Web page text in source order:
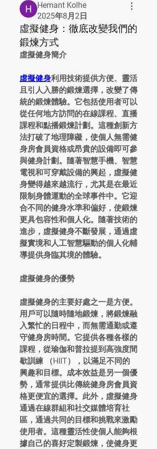
Hemant Kolhe
2025年8月2日
虛擬健身：徹底改變我們的
鍛煉方式
虛擬健身簡介
虛擬健身利用技術提供方便、靈活
且引人入勝的鍛煉選擇，改變了傳
統的鍛煉體驗。它包括使用者可以
從任何地方訪問的在線課程、直播
課程和點播鍛煉計劃。這種創新方
法打破了地理障礙，使個人無需健
身房會員資格或昂貴的設備即可參
與健身計劃。隨著智慧手機、智慧
電視和可穿戴設備的興起，虛擬健
身變得越來越流行，尤其是在最近
限制身體運動的全球事件中。它迎
合不同的健身水準和偏好，使鍛煉
更具包容性和個人化。隨著技術的
進步，虛擬健身不斷發展，通過虛
擬實境和人工智慧驅動的個人化輔
導提供身臨其境的體驗。
虛擬健身的優勢
虛擬健身的主要好處之一是方便。
用戶可以隨時隨地鍛煉，將鍛煉融
入繁忙的日程中，而無需通勤或遵
守健身房時間。它提供各種各樣的
課程，從瑜伽和普拉提到高強度間
歇訓練 （HIIT），以滿足不同的
興趣和目標。成本效益是另一個優
勢，通常提供比傳統健身房會員資
格更便宜的選擇。此外，虛擬健身
通過在線群組和社交媒體培育社
區，通過共同的目標和挑戰來激勵
使用者。這種靈活性使個人能夠根
據自己的喜好定製鍛煉，使健身更